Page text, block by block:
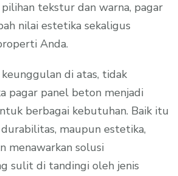
tekstur dan warna, pagar
nilai estetika sekaligus
Anda.
di atas, tidak
pagar panel beton menjadi
berbagai kebutuhan. Baik itu
maupun estetika,
menawarkan solusi
sulit di tandingi oleh jenis